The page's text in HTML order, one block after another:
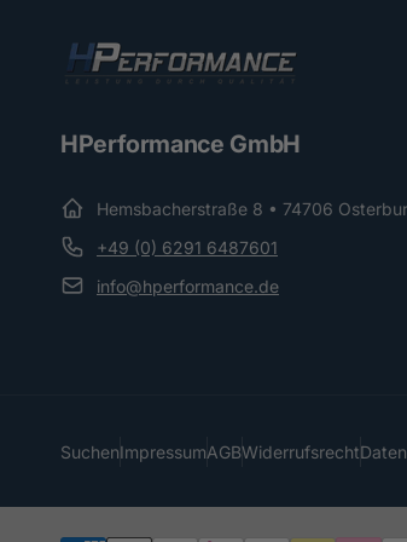
HPerformance GmbH
Hemsbacherstraße 8 • 74706
+49 (0) 6291 6487601
info@hperformance.de
SuchenImpressumAGBWiderrufsrecht